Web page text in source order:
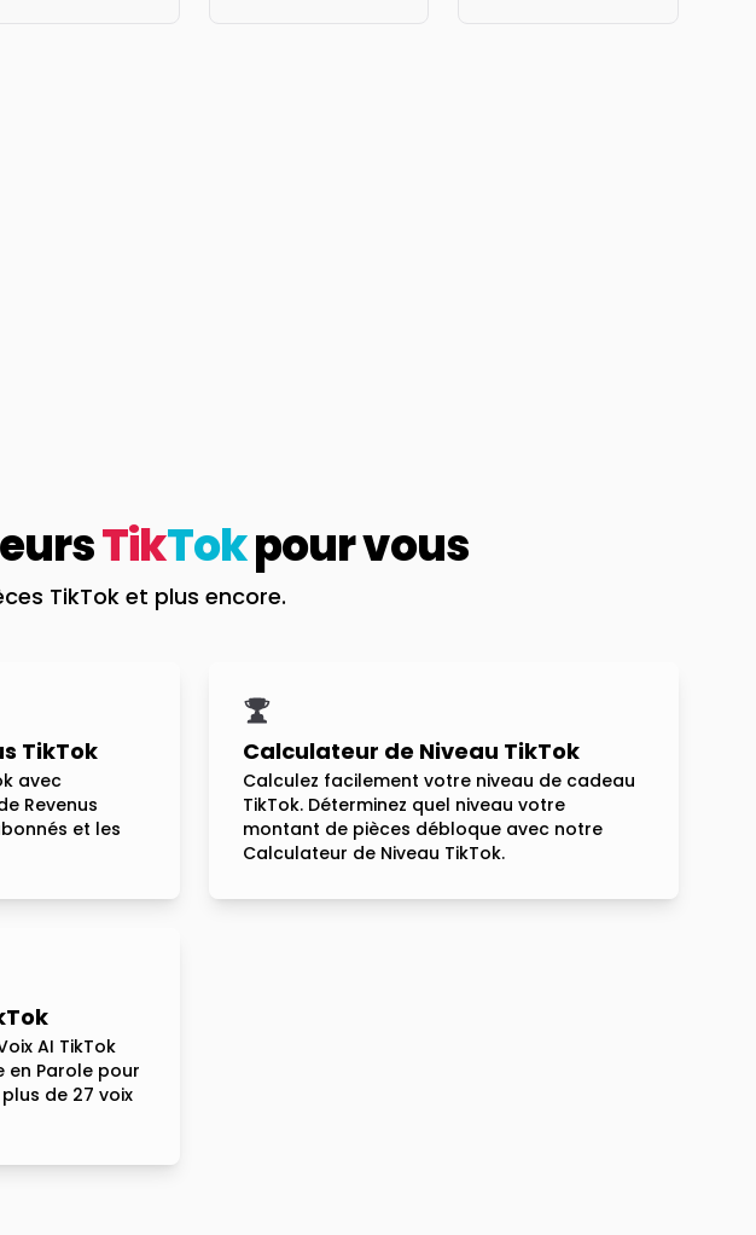
TikTokpour vous
TikTok et plus encore.
TikTok
avec
Revenus
et les
Calculateur de Niveau TikTok
Calculez facilement votre niveau de cadeau
TikTok. Déterminez quel niveau votre
montant de pièces débloque avec notre
Calculateur de Niveau TikTok.
AI TikTok
en Parole pour
de 27 voix